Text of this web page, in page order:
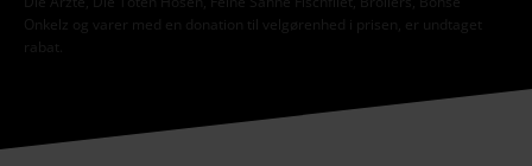
Onkelz og varer med en donation til velgørenhed i prisen, er undtaget
rabat.